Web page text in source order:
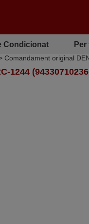
Condicionat
Comandament original
1244